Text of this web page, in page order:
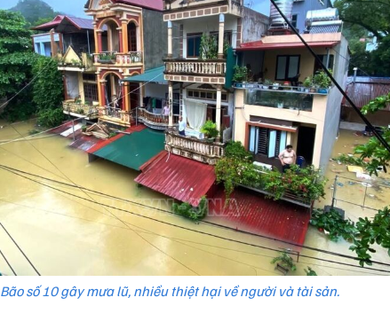
Bão số 10 gây mưa lũ, nhiều thiệt hại về người và tài sản.